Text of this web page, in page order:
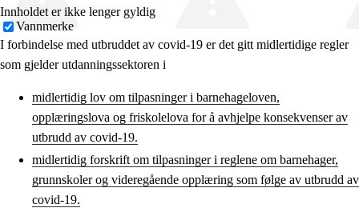
Innholdet er ikke lenger gyldig
Vannmerke
I forbindelse med utbruddet av covid-19 er det gitt midlertidige regler
som gjelder utdanningssektoren i
midlertidig lov om tilpasninger i barnehageloven,
opplæringslova og friskolelova for å avhjelpe konsekvenser av
utbrudd av covid-19.
midlertidig forskrift om tilpasninger i reglene om barnehager,
grunnskoler og videregående opplæring som følge av utbrudd av
covid-19.